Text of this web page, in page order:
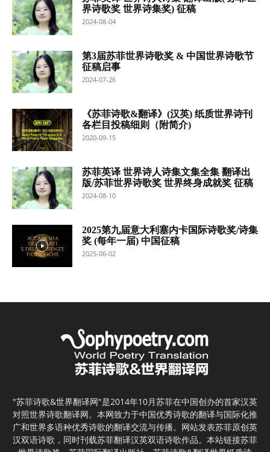
界诗歌奖 世界诗集奖) 征稿
2024-08-04
第3届苏菲世界诗歌奖 & 中国世界诗歌节
征稿启事
2024-07-26
《苏菲诗歌&翻译》(汉英) 纸质世界诗刊
各栏目投稿细则（附简介)
2020-09-15
苏菲英译 世界诗人诗集文集全集 翻译出
版/苏菲世界诗歌奖 世界终身成就奖 征稿
2024-08-10
2025第九届意大利塞内卡国际诗歌奖/诗集
奖 (每年一届) 中国征稿
2025-06-02
"苏菲诗歌&世界翻译网"是2014年10月苏菲在中国创办的首家汉英
对照世界诗歌翻译网。本网致力于中国优秀诗歌的翻译与国际化推
广和世界多语种优秀诗歌的翻译交流与传播。网站发表苏菲原创英
汉双语诗歌，同时刊载苏菲翻译汉英双语诗歌作品。本站链接苏菲